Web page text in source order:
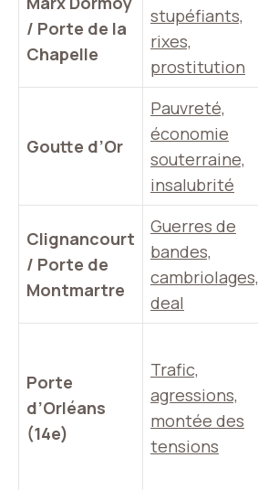
/ Porte de la
Chapelle
stupéfiants,
rixes,
prostitution
Goutte d’Or
Pauvreté,
économie
souterraine,
insalubrité
Clignancourt
/ Porte de
Montmartre
Guerres de
bandes,
cambriolages,
deal
Porte
d’Orléans
(14e)
Trafic,
agressions,
montée des
tensions